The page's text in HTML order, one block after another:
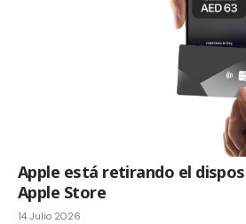
Apple está retirando el
Apple Store
14 Julio 2026